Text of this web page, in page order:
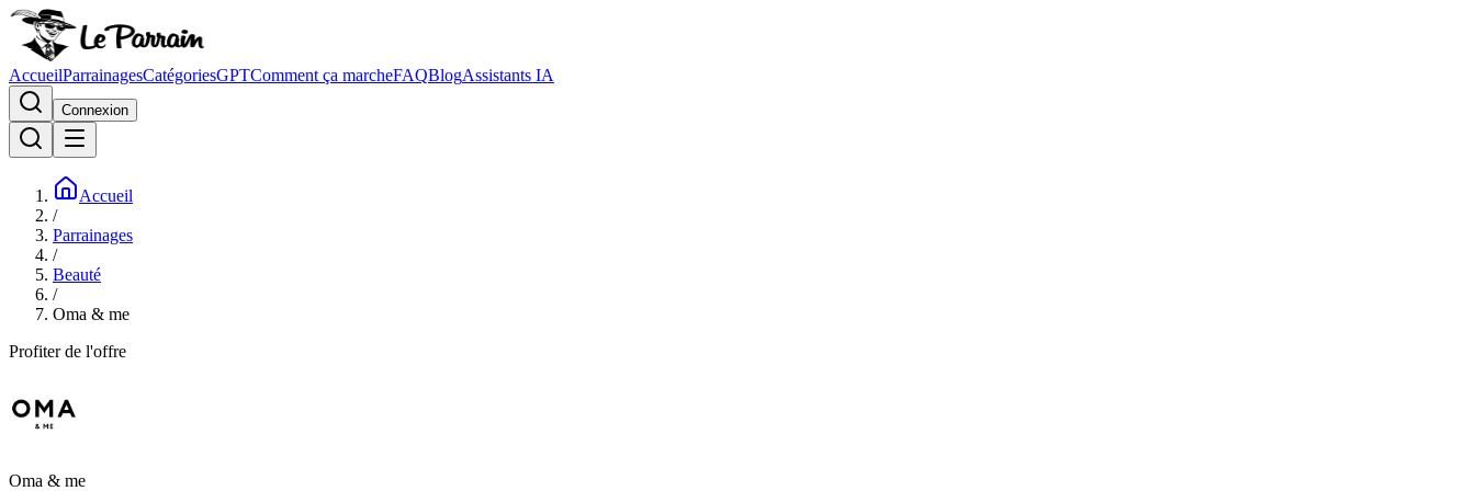
AccueilParrainagesCatégoriesGPTComment ça marcheFAQBlogAssistants IA
Connexion
Accueil
/
Parrainages
/
Beauté
/
Oma & me
Profiter de l'offre
Oma & me